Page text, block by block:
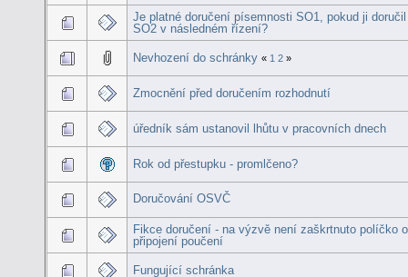
Je platné doručení písemnosti SO1, pokud ji
SO2 v následném řízení?
Nevhození do schránky « 1 2 »
Zmocnění před doručením rozhodnutí
úředník sám ustanovil lhůtu v pracovních dnech
Rok od přestupku - promlčeno?
Doručování OSVČ
Fikce doručení - na výzvě není zaškrtnuto políčko o
připojení poučení
Fungující schránka